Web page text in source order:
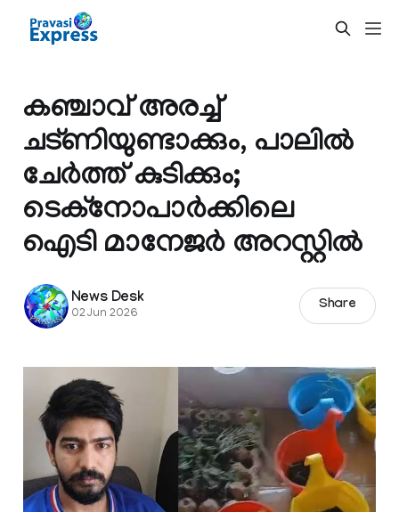
കഞ്ചാവ് അരച്ച്
ചട്ണിയുണ്ടാക്കും, പാലിൽ
ചേർത്ത് കുടിക്കും;
ടെക്നോപാർ‌ക്കിലെ
ഐടി മാനേജർ അറസ്റ്റിൽ
News Desk
02 Jun 2026
Share